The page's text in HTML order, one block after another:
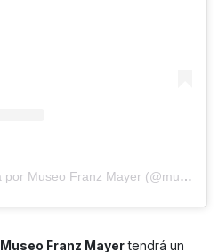
Una publicación compartida por Museo Franz Mayer (@museofranzmayer)
Museo Franz Mayertendrá un